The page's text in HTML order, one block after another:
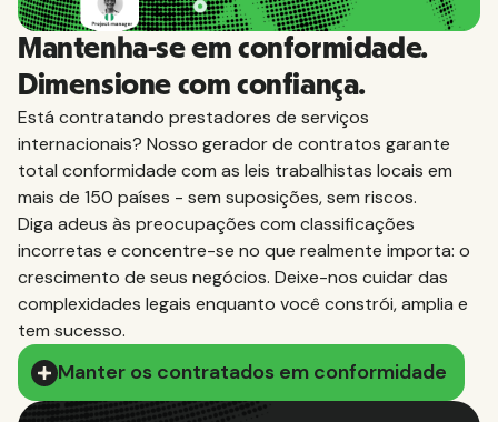
Mantenha-se em conformidade.
Dimensione com confiança.
Está contratando prestadores de serviços
internacionais? Nosso gerador de contratos garante
total conformidade com as leis trabalhistas locais em
mais de 150 países - sem suposições, sem riscos.
Diga adeus às preocupações com classificações
incorretas e concentre-se no que realmente importa: o
crescimento de seus negócios. Deixe-nos cuidar das
complexidades legais enquanto você constrói, amplia e
tem sucesso.
Manter os contratados em conformidade